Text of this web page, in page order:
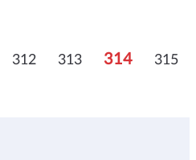
312 313 314 315